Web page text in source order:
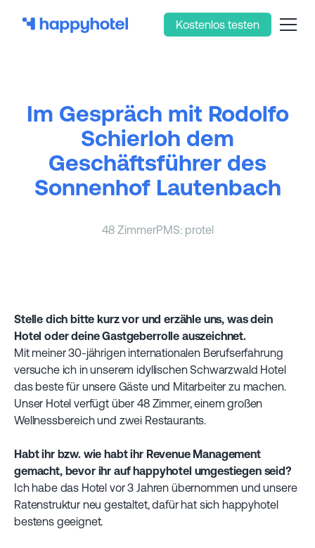
Kostenlos testen
Im Gespräch mit Rodolfo
Schierloh dem
Geschäftsführer des
Sonnenhof Lautenbach
48 ZimmerPMS: protel
Stelle dich bitte kurz vor und erzähle uns, was dein
Hotel oder deine Gastgeberrolle auszeichnet.
Mit meiner 30-jährigen internationalen Berufserfahrung
versuche ich in unserem idyllischen Schwarzwald Hotel
das beste für unsere Gäste und Mitarbeiter zu machen.
Unser Hotel verfügt über 48 Zimmer, einem großen
Wellnessbereich und zwei Restaurants.
Habt ihr bzw. wie habt ihr Revenue Management
gemacht, bevor ihr auf happyhotel umgestiegen seid?
Ich habe das Hotel vor 3 Jahren übernommen und unsere
Ratenstruktur neu gestaltet, dafür hat sich happyhotel
bestens geeignet.